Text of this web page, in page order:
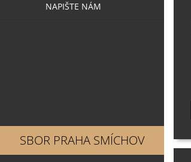
NAPIŠTE NÁM
SBOR PRAHA SMÍCHOV